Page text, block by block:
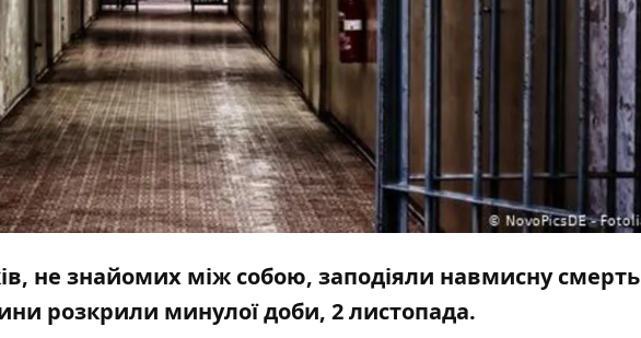
не знайомих між собою, заподіяли навмисну ​​смерть
розкрили минулої доби, 2 листопада.